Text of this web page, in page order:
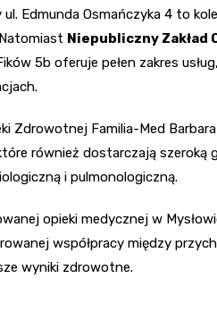
ul. Edmunda Osmańczyka 4 to
Niepubliczny Zakład
5b oferuje pełen zakres
Zdrowotnej Familia-Med
również dostarczają
i pulmonologiczną.
opieki medycznej w
współpracy między
wyniki zdrowotne.